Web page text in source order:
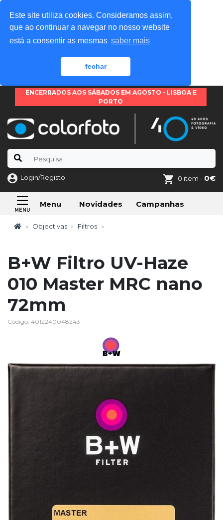
Este site utiliza cookies. Consideramos assim,
que ao continuar a navegar no nosso website
está a consentir as mesmas saber mais
fechar
ENCERRADOS AOS SÁBADOS EM AGOSTO - LISBOA E
PORTO
Login/Registo 0 item - 0€
Menu Novidades Campanhas
Objectivas Filtros
B+W Filtro UV-Haze
010 Master MRC nano
72mm
Código: 4012240048243